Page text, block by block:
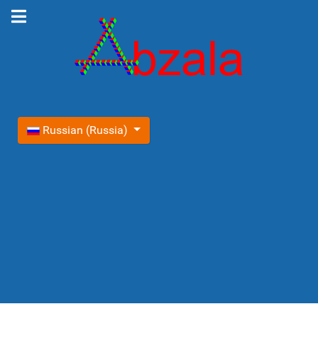
Выберите язык
Russian (Russia)